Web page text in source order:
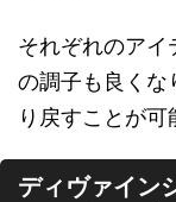
それぞれのア
の調子も良くな
り戻すことが可
ディヴァイン